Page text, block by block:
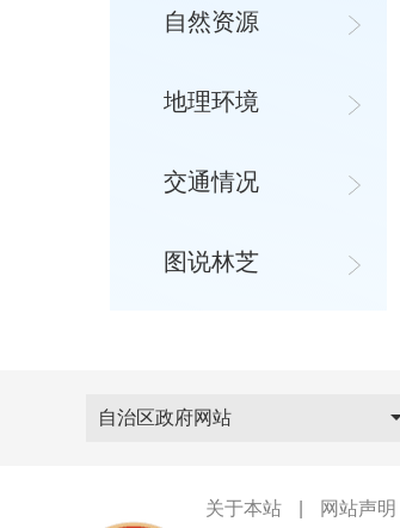
自然资源
地理环境
交通情况
图说林芝
自治区政府网站
关于本站 网站声明